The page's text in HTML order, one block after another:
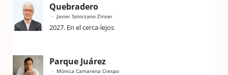
Quebradero
Javier Solorzano Zinser
2027. En el cerca-lejos
Parque Juárez
Mónica Camarena Crespo